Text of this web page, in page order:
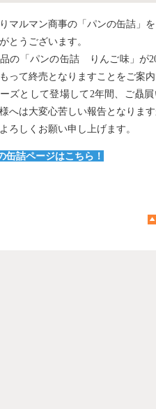
マルマン商事の「パンの缶詰」
とうございます。
の「パンの缶詰 りんご味」が
って終売となりますことをご案内
ズとして登場して2年間、ご贔
へは大変心苦しい報告となりま
ろしくお願い申し上げます。
缶詰ページはこちら！